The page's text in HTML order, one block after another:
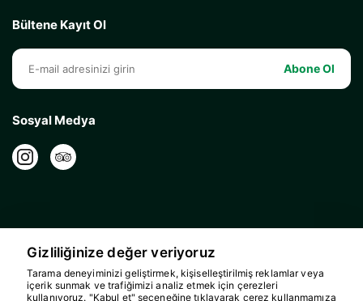
Bültene Kayıt Ol
Abone Ol
Sosyal Medya
Gizliliğinize değer veriyoruz
Tarama deneyiminizi geliştirmek, kişiselleştirilmiş reklamlar veya
içerik sunmak ve trafiğimizi analiz etmek için çerezleri
kullanıyoruz. "Kabul et" seçeneğine tıklayarak çerez kullanmamıza